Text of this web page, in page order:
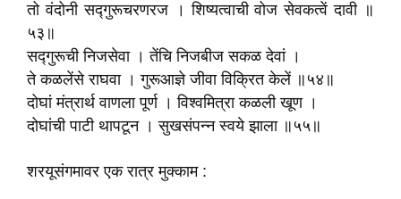
तो वंदोनी सद्गुरूचरणरज । शिष्यत्वाची वोज सेवकत्वें दावी ॥
५३॥
सद्गुरूची निजसेवा । तेंचि निजबीज सकळ देवां ।
ते कळलेंसे राघवा । गुरूआज्ञे जीवा विक्रित केलें ॥५४॥
दोघां मंत्रार्थ वाणला पूर्ण । विश्वमित्रा कळली खूण ।
दोघांची पाटी थापटून । सुखसंपन्न स्वये झाला ॥५५॥
शरयूसंगमावर एक रात्र मुक्काम :